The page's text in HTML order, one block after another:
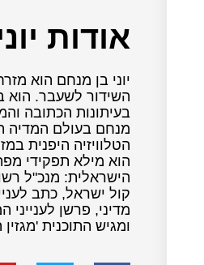
אודות
יוני בן מנחם הוא
השידור לשעבר. הוא
בעיתונות הכתובה
מנחם בעולם המדיה
הטלוויזיה היפנית
הוא מילא תפקידי
הישראלית: מנכ"ל
קול ישראל, כתב
מדיני, פרשן לענייני
ומגיש התוכנית